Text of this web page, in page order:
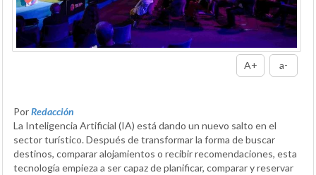
A+ a-
PorRedacción
La Inteligencia Artificial (IA) está dando un nuevo salto en el
sector turístico. Después de transformar la forma de buscar
destinos, comparar alojamientos o recibir recomendaciones, esta
tecnología empieza a ser capaz de planificar, comparar y reservar